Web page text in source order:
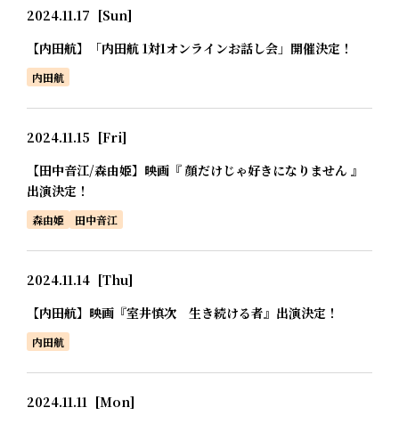
2024.11.17 [Sun]
【内田航】「内田航 1対1オンラインお話し会」開催決定！
内田航
2024.11.15 [Fri]
【田中音江/森由姫】映画『 顔だけじゃ好きになりません 』
出演決定！
森由姫 田中音江
2024.11.14 [Thu]
【内田航】映画『室井慎次 生き続ける者』出演決定！
内田航
2024.11.11 [Mon]